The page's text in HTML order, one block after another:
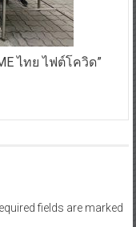
ไทย ไฟต์โควิด”
fields are marked